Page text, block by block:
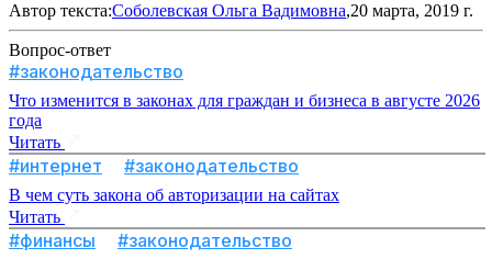
Автор текста:Соболевская Ольга Вадимовна,20 марта, 2019 г.
Вопрос-ответ
#законодательство
Что изменится в законах для граждан и бизнеса в августе 2026
года
Читать
#интернет #законодательство
В чем суть закона об авторизации на сайтах
Читать
#финансы #законодательство